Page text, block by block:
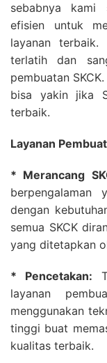
sebabnya kami
efisien untuk
layanan
terlatih dan
pembuatan
bisa yakin jika
terbaik.
Layanan
* Merancang
berpengalaman
dengan
semua SKCK
yang ditetapkan
* Pencetakan:
layanan
menggunakan
tinggi buat
kualitas terbaik.